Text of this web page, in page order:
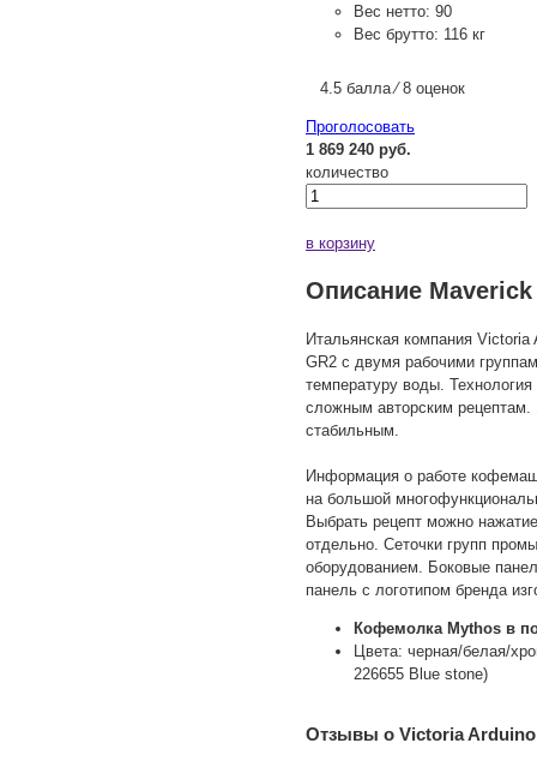
Вес нетто: 90
Вес брутто: 116 кг
4.5 балла ⁄ 8 оценок
Проголосовать
1 869 240 руб.
количество
в корзину
Описание Maverick
Итальянская компания
GR2 с двумя рабочими
температуру воды.
сложным авторским рецептам.
стабильным.
Информация о работе
на большой
Выбрать рецепт можно
отдельно. Сеточки групп
оборудованием. Боковые
панель с логотипом бренда
Кофемолка Mythos в
Цвета: черная/белая/
226655 Blue stone)
Отзывы о Victoria Arduino